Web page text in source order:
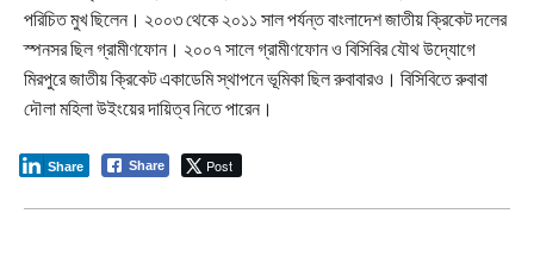
পরিচিত মুখ ছিলেন। ২০০৩ থেকে ২০১১ সাল পর্যন্ত বাংলাদেশ জাতীয় ক্রিকেট দলের
স্পনসর ছিল গ্রামীণফোন। ২০০৭ সালে গ্রামীণফোন ও বিসিবির যৌথ উদ্যোগে
মিরপুরে জাতীয় ক্রিকেট একাডেমি স্থাপনে ভূমিকা ছিল রুবাবারও। বিসিবিতে রুবাবা
দৌলা মহিলা উইংয়ের দায়িত্ব নিতে পারেন।
Share Post
Share